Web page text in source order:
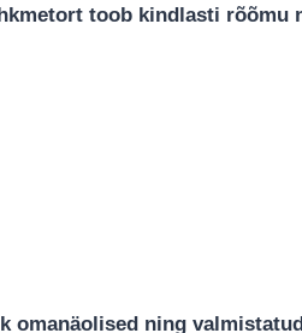
toob kindlasti rõõmu
ning